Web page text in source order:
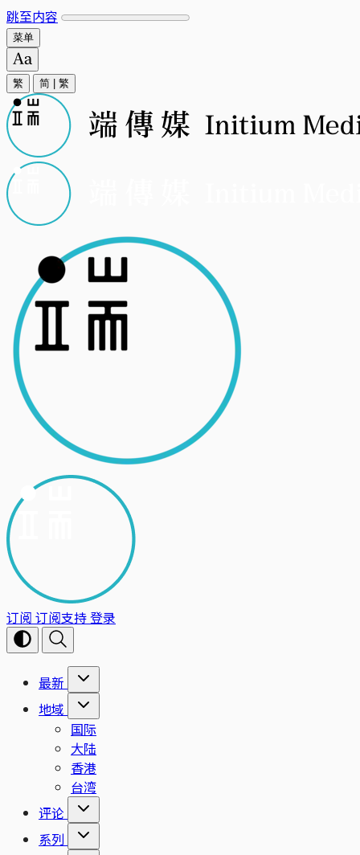
跳至内容
菜单
繁 简 繁
订阅 订阅支持登录
最新
地域
国际
大陆
香港
台湾
评论
系列